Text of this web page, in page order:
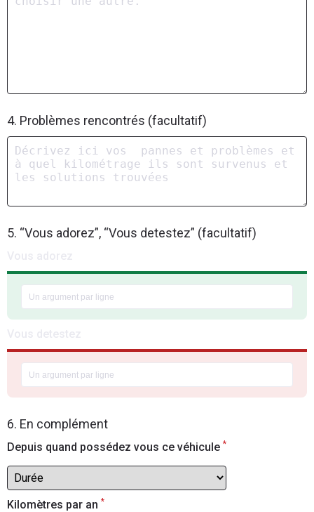
4. Problèmes rencontrés (facultatif)
5. “Vous adorez”, “Vous detestez” (facultatif)
6. En complément
Depuis quand possédez vous ce véhicule *
Kilomètres par an *